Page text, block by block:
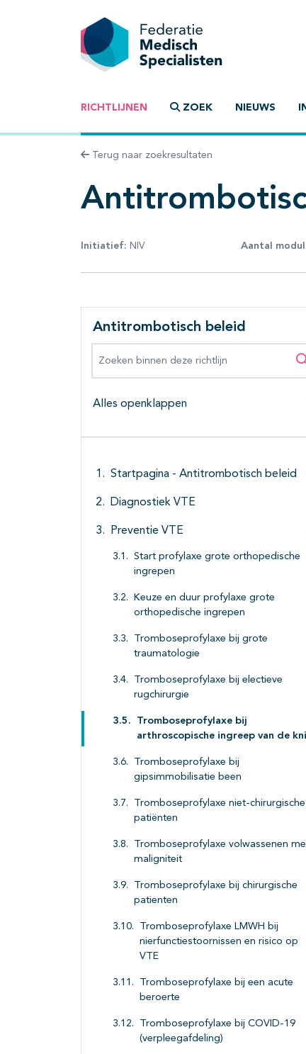
RICHTLIJNEN ZOEK NIEUWS
Terug naar zoekresultaten
Initiatief: NIV Aantal
Antitrombotisch beleid
Alles openklappen
Startpagina - Antitrombotisch beleid
Diagnostiek VTE
Preventie VTE
Start profylaxe grote orthopedische
ingrepen
Keuze en duur profylaxe grote
orthopedische ingrepen
Tromboseprofylaxe bij grote
traumatologie
Tromboseprofylaxe bij electieve
rugchirurgie
Tromboseprofylaxe bij
arthroscopische ingreep van de
Tromboseprofylaxe bij
gipsimmobilisatie been
Tromboseprofylaxe niet-chirurgische
patiënten
Tromboseprofylaxe volwassenen
maligniteit
Tromboseprofylaxe bij chirurgische
patienten
Tromboseprofylaxe LMWH bij
nierfunctiestoornissen en risico op
VTE
Tromboseprofylaxe bij een acute
beroerte
Tromboseprofylaxe bij COVID-19
(verpleegafdeling)